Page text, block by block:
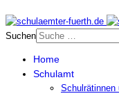
Suchen
Home
Schulamt
Schulrätinnen